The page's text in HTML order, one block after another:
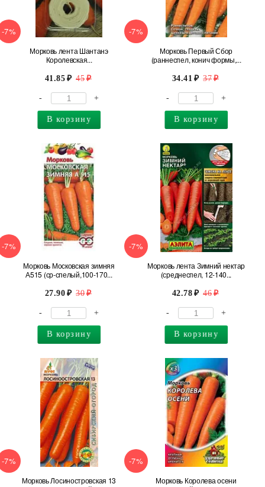
-7%
Морковь лента Шантанэ
Королевская...
41.85 45
- +
В корзину
-7%
Морковь Первый Сбор
(раннеспел, конич формы,...
34.41 37
- +
В корзину
-7%
Морковь Московская зимняя
А515 (ср-спелый,100-170...
27.90 30
- +
В корзину
-7%
Морковь лента Зимний нектар
(среднеспел, 12-140...
42.78 46
- +
В корзину
-7%
Морковь Лосиностровская 13
-7%
Морковь Королева осени